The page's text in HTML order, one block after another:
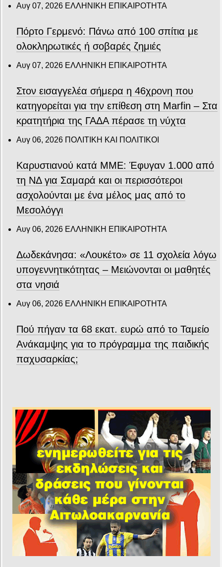
Αυγ 07, 2026 ΕΛΛΗΝΙΚΗ ΕΠΙΚΑΙΡΟΤΗΤΑ
Πόρτο Γερμενό: Πάνω από 100 σπίτια με
ολοκληρωτικές ή σοβαρές ζημιές
Αυγ 07, 2026 ΕΛΛΗΝΙΚΗ ΕΠΙΚΑΙΡΟΤΗΤΑ
Στον εισαγγελέα σήμερα η 46χρονη που
κατηγορείται για την επίθεση στη Marfin – Στα
κρατητήρια της ΓΑΔΑ πέρασε τη νύχτα
Αυγ 06, 2026 ΠΟΛΙΤΙΚΗ ΚΑΙ ΠΟΛΙΤΙΚΟΙ
Καρυστιανού κατά ΜΜΕ: Έφυγαν 1.000 από
τη ΝΔ για Σαμαρά και οι περισσότεροι
ασχολούνται με ένα μέλος μας από το
Μεσολόγγι
Αυγ 06, 2026 ΕΛΛΗΝΙΚΗ ΕΠΙΚΑΙΡΟΤΗΤΑ
Δωδεκάνησα: «Λουκέτο» σε 11 σχολεία λόγω
υπογεννητικότητας – Μειώνονται οι μαθητές
στα νησιά
Αυγ 06, 2026 ΕΛΛΗΝΙΚΗ ΕΠΙΚΑΙΡΟΤΗΤΑ
Πού πήγαν τα 68 εκατ. ευρώ από το Ταμείο
Ανάκαμψης για το πρόγραμμα της παιδικής
παχυσαρκίας;